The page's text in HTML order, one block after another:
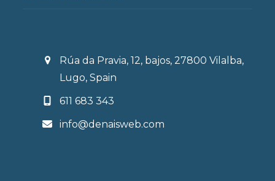
Rúa da Pravia, 12, bajos, 27800 Vilalba,
Lugo, Spain
611 683 343
info@denaisweb.com